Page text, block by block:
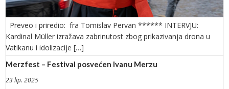
Preveo i priredio: fra Tomislav Pervan ****** INTERVJU:
Kardinal Müller izražava zabrinutost zbog prikazivanja drona u
Vatikanu i idolizacije […]
Merzfest – Festival posvećen Ivanu Merzu
23 lip. 2025